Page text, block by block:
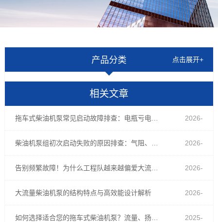
产品分类 点击展开+
相关文章
2026-
07-30
2026-
06-26
2026-
05-26
大流量柴油机泵的结构特点与高效能设计解析 2026-
03-05
2025-